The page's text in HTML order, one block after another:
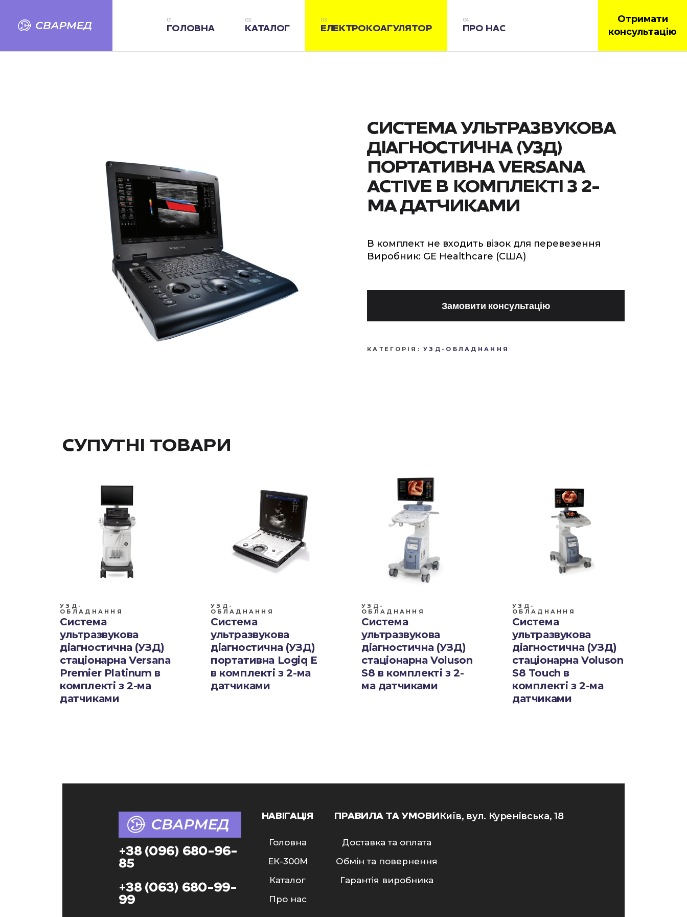
ГОЛОВНА КАТАЛОГ ЕЛЕКТРОКОАГУЛЯТОР ПРО НАС
Отримати
консультацію
СИСТЕМА УЛЬТРАЗВУКОВА
ДІАГНОСТИЧНА (УЗД)
ПОРТАТИВНА VERSANA
ACTIVE В КОМПЛЕКТІ З 2-
МА ДАТЧИКАМИ
В комплект не входить візок для перевезення
Виробник: GE Healthcare (США)
Замовити консультацію
КАТЕГОРІЯ: УЗД-ОБЛАДНАННЯ
СУПУТНІ ТОВАРИ
УЗД-
ОБЛАДНАННЯ
Система
ультразвукова
діагностична (УЗД)
стаціонарна Versana
Premier Platinum в
комплекті з 2-ма
датчиками
УЗД-
ОБЛАДНАННЯ
Система
ультразвукова
діагностична (УЗД)
портативна Logiq E
в комплекті з 2-ма
датчиками
УЗД-
ОБЛАДНАННЯ
Система
ультразвукова
діагностична (УЗД)
стаціонарна Voluson
S8 в комплекті з 2-
ма датчиками
УЗД-
ОБЛАДНАННЯ
Система
ультразвукова
діагностична (УЗД)
стаціонарна Voluson
S8 Touch в
комплекті з 2-ма
датчиками
+38 (096) 680-96-
85
+38 (063) 680-99-
99
НАВІГАЦІЯ
Головна
ЕК-300M
Каталог
Про нас
ПРАВИЛА ТА УМОВИ
Доставка та оплата
Обмін та повернення
Гарантія виробника
Київ, вул. Куренівська, 18